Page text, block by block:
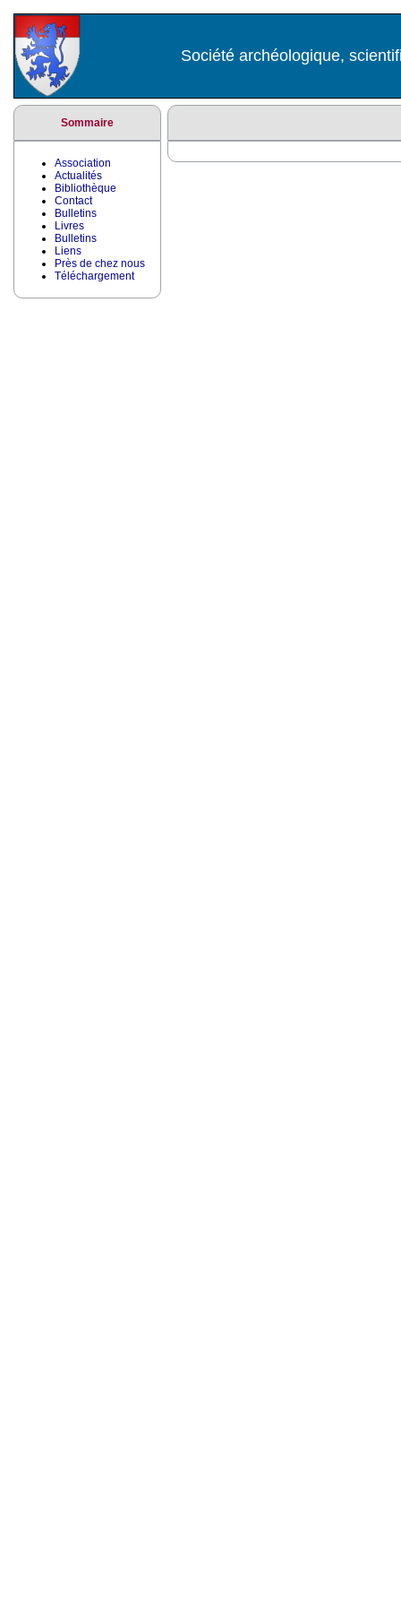
Société archéologique,
Sommaire
Association
Actualités
Bibliothèque
Contact
Bulletins
Livres
Bulletins
Liens
Près de chez nous
Téléchargement